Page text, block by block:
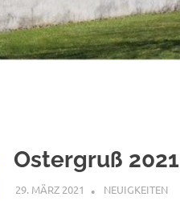
Ostergruß 2021
29. MÄRZ 2021 SHAGGY
NEUIGKEITEN